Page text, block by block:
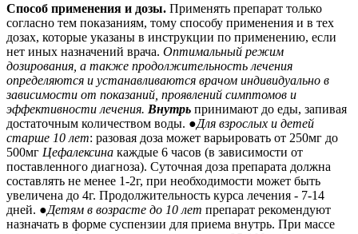
Способ применения и дозы. Применять препарат только
согласно тем показаниям, тому способу применения и в тех
дозах, которые указаны в инструкции по применению, если
нет иных назначений врача. Оптимальный режим
дозирования, а также продолжительность лечения
определяются и устанавливаются врачом индивидуально в
зависимости от показаний, проявлений симптомов и
эффективности лечения. Внутрь принимают до еды, запивая
достаточным количеством воды. ●Для взрослых и детей
старше 10 лет: разовая доза может варьировать от 250мг до
500мг Цефалексина каждые 6 часов (в зависимости от
поставленного диагноза). Суточная доза препарата должна
составлять не менее 1-2г, при необходимости может быть
увеличена до 4г. Продолжительность курса лечения - 7-14
дней. ●Детям в возрасте до 10 лет препарат рекомендуют
назначать в форме суспензии для приема внутрь. При массе